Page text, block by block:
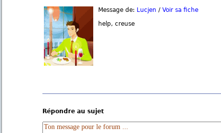
Message de: Lucjen / Voir sa fiche
help, creuse
Répondre au sujet